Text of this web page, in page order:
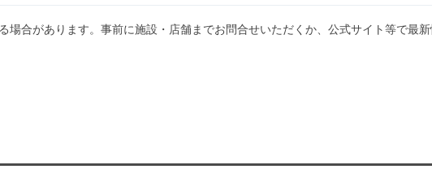
場合があります。事前に施設・店舗までお問合せいただくか、公式サイト等で最